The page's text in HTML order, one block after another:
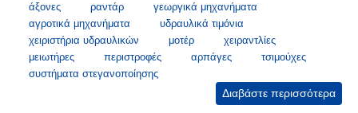
άξονες
ραντάρ
γεωργικά μηχανήματα
αγροτικά μηχανήματα
υδραυλικά τιμόνια
χειριστήρια υδραυλικών
μοτέρ
χειραντλίες
μειωτήρες
περιστροφές αρπάγες
τσιμούχες
συστήματα στεγανοποίησης
Διαβάστε περισσότερα